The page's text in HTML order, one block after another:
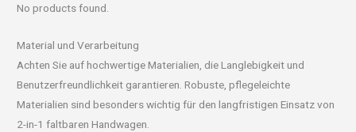
No products found.
Material und Verarbeitung
Achten Sie auf hochwertige Materialien, die Langlebigkeit und
Benutzerfreundlichkeit garantieren. Robuste, pflegeleichte
Materialien sind besonders wichtig für den langfristigen Einsatz von
2-in-1 faltbaren Handwagen.